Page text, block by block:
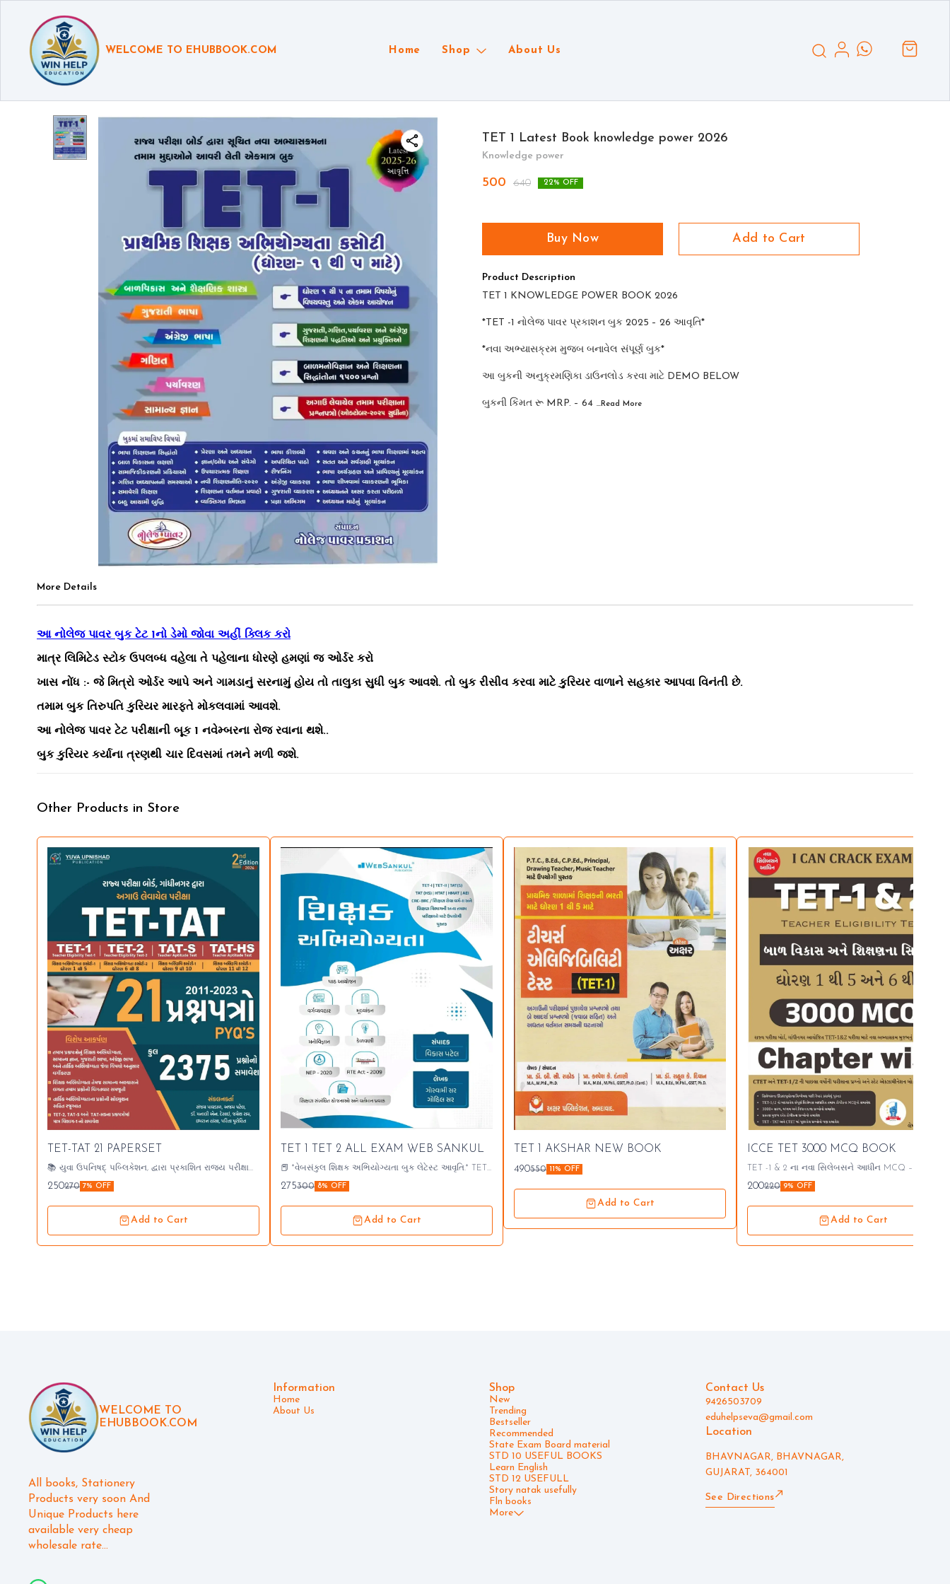
WELCOME TO EHUBBOOK.COM Home Shop About Us
TET 1 Latest Book knowledge power 2026
Knowledge power
500 640 22% OFF
Buy Now Add to Cart
Product Description
TET 1 KNOWLEDGE POWER BOOK 2026
*TET -1 નોલેજ પાવર પ્રકાશન બુક 2025 – 26 આવૃતિ*
*નવા અભ્યાસક્રમ મુજબ બનાવેલ સંપૂર્ણ બુક*
આ બુકની અનુક્રમણિકા ડાઉનલોડ કરવા માટે DEMO BELOW
બુકની કિંમત રૂ MRP. – 64 ...Read More
More Details
આ નોલેજ પાવર બુક ટેટ 1નો ડેમો જોવા અહીં ક્લિક કરો
માત્ર લિમિટેડ સ્ટોક ઉપલબ્ધ વહેલા તે પહેલાના ધોરણે હમણાં જ ઓર્ડર કરો
ખાસ નોંધ :- જે મિત્રો ઓર્ડર આપે અને ગામડાનું સરનામું હોય તો તાલુકા સુધી બુક આવશે. તો બુક રીસીવ કરવા માટે કુરિયર વાળાને સહકાર આપવા વિનંતી છે.
તમામ બુક તિરુપતિ કુરિયર મારફતે મોકલવામાં આવશે.
આ નોલેજ પાવર ટેટ પરીક્ષાની બૂક 1 નવેમ્બરના રોજ રવાના થશે..
બુક કુરિયર કર્યાના ત્રણથી ચાર દિવસમાં તમને મળી જશે.
Other Products in Store
🎉 New
TET-TAT 21 PAPERSET
📚 યુવા ઉપનિષદ્ પબ્લિકેશન, દ્વારા પ્રકાશિત રાજ્ય પરીક્ષા
બોર્ડ, ગાંધીનગર દ્વારા વર્ષ 2011 થી 2023 સુધીમાં લેવાયેલા TET-
1,TET-2 અને - TATની પરીક્ષાના 21 પ્રશ્નપત્રોનો સમાવેશ કરતુ
MRP :- 270/- ▪️ OFFER PRICE:- 250/- Demo
https://drive.google.com/file/d/1FefuW_xfL20j3Bu3KXKHnM
s-cKSnsri-/view?usp=drivesdk
250270 7% OFF
Add to Cart
TET 1 TET 2 ALL EXAM WEB SANKUL
📕 *વેબસંકુલ શિક્ષક અભિયોગ્યતા બુક લેટેસ્ટ આવૃતિ.* TET -
1,TET-2, TAT માધ્યમિક અને TAT ઉચ્ચતર માધ્યમિક, HTAT
HMAT, CRC-BRC શિક્ષણ સેવા વર્ગ 1 અને 2 અને શિક્ષણ
TAT ની નવી પરીક્ષા પદ્ધતિ મુજબ તૈયાર કરેલું પુસ્તક.
મનોવિજ્ઞાન માટે ધો – 11 અને ધો – 12 ના G.C.E.R.T ના
પાઠ્યપુસ્તક આધારિત માહિતી. શિક્ષણને લગતી 60+
યોજનાઓનો સમાવેશ G.L.E.R.T ના D.el.Edના મોડ્યુલ તથા
275300 8% OFF
Add to Cart
TET 1 AKSHAR NEW BOOK
490550 11% OFF
Add to Cart
ICCE TET 3000 MCQ BOOK
TET -1 & 2 ના નવા સિલેબસને આધીન MCQ – પ્રેક્ટિસ
સાદા અને વિધાનવાળા MCQ ની છેલ્લે પ્રેક્ટિસ થઇ શકે
ટ્રાન્સલેટ કરીને પણ મુક્યા છે જે ખુબ ફાયદો પહોંચાડશે….
Demo https://drive.google.com/file/d/1-Qu-
YHsWQE2KPkaEh_usMFdocbvLcerx/view?usp=drivesdk
200220 9% OFF
Add to Cart
WELCOME TO
EHUBBOOK.COM
All books, Stationery
Products very soon And
Unique Products here
available very cheap
wholesale rate...
Information
Home
About Us
Shop
New
Trending
Bestseller
Recommended
State Exam Board material
STD 10 USEFUL BOOKS
Learn English
STD 12 USEFULL
Story natak usefully
Fln books
More
Contact Us
9426503709
eduhelpseva@gmail.com
Location
BHAVNAGAR, BHAVNAGAR,
GUJARAT, 364001
See Directions